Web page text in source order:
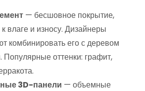
— бесшовное покрытие,
влаге и износу. Дизайнеры
комбинировать его с деревом
Популярные оттенки: графит,
3D-панели — объемные